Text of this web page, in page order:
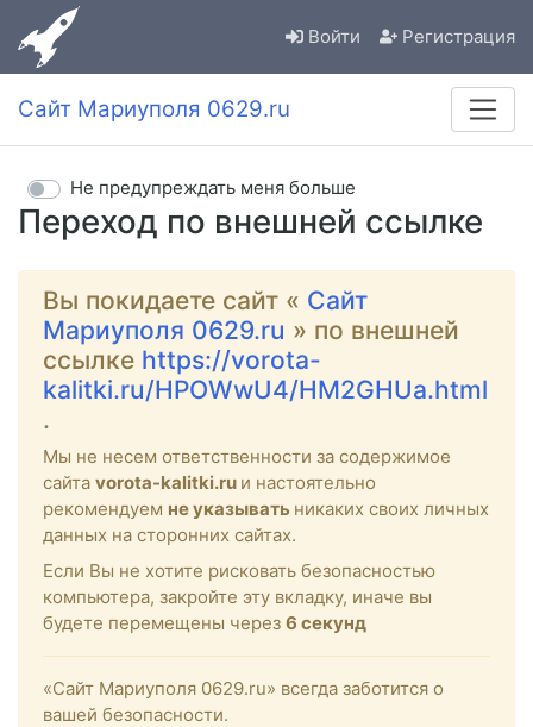
Войти Регистрация
Сайт Мариуполя 0629.ru
Переход по внешней ссылке
Не предупреждать меня больше
Вы покидаете сайт « Сайт
Мариуполя 0629.ru » по внешней
ссылке https://vorota-
kalitki.ru/HPOWwU4/HM2GHUa.html
.
Мы не несем ответственности за содержимое
сайта vorota-kalitki.ru и настоятельно
рекомендуем не указывать никаких своих личных
данных на сторонних сайтах.
Если Вы не хотите рисковать безопасностью
компьютера, закройте эту вкладку, иначе вы
будете перемещены через 6 секунд
«Сайт Мариуполя 0629.ru» всегда заботится о
вашей безопасности.